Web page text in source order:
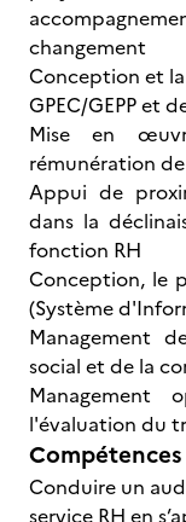
changement
Conception et
GPEC/GEPP et
Mise en
rémunération
Appui de
dans la
fonction RH
Conception, le
(Système
Management
social et de la
Management
l'évaluation du
Conduire un
service RH en